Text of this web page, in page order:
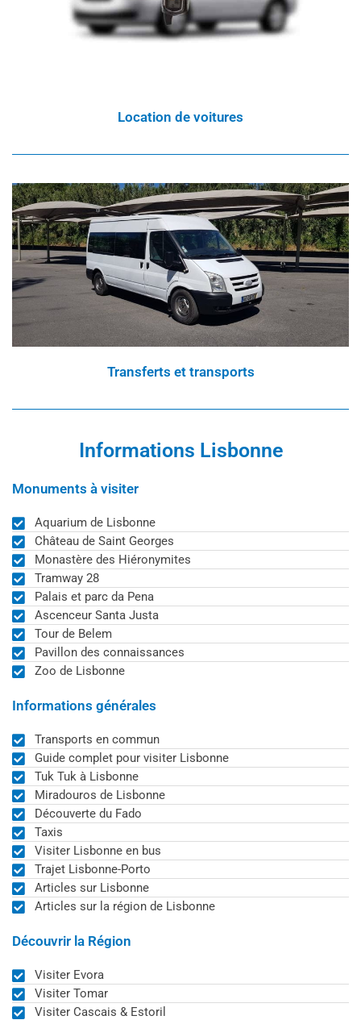
Location de voitures
Transferts et transports
Informations Lisbonne
Monuments à visiter
Aquarium de Lisbonne
Château de Saint Georges
Monastère des Hiéronymites
Tramway 28
Palais et parc da Pena
Ascenceur Santa Justa
Tour de Belem
Pavillon des connaissances
Zoo de Lisbonne
Informations générales
Transports en commun
Guide complet pour visiter Lisbonne
Tuk Tuk à Lisbonne
Miradouros de Lisbonne
Découverte du Fado
Taxis
Visiter Lisbonne en bus
Trajet Lisbonne-Porto
Articles sur Lisbonne
Articles sur la région de Lisbonne
Découvrir la Région
Visiter Evora
Visiter Tomar
Visiter Cascais & Estoril